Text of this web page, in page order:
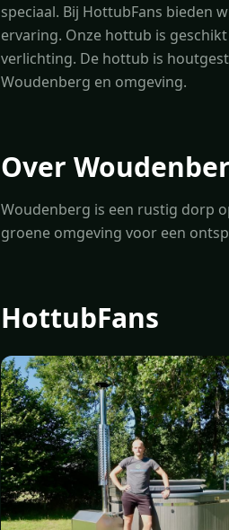
speciaal. Bij HottubFans bieden
ervaring. Onze hottub is
verlichting. De hottub is
Woudenberg en omgeving.
Over
Woudenberg is een rustig dorp
groene omgeving voor een
HottubFans